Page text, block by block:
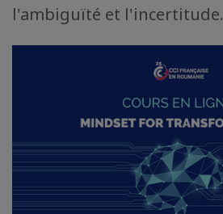
l'ambiguïté et l'incertitude.